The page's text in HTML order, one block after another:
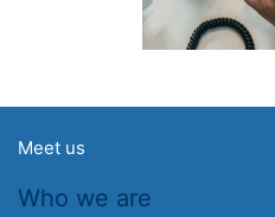
Meet us
Who we are